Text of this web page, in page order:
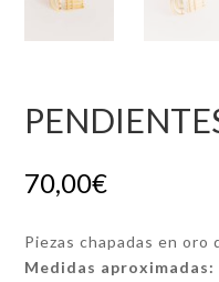
70,00€
Piezas chapadas en oro
Medidas aproximadas: